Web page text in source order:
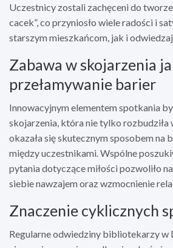
Uczestnicy zostali zachęceni do
cacek”, co przyniosło wiele radości i
starszym mieszkańcom, jak i
Zabawa w skojarzenia
przełamywanie barier
Innowacyjnym elementem spotkania
skojarzenia, która nie tylko rozbudziła
okazała się skutecznym sposobem na
między uczestnikami. Wspólne
pytania dotyczące miłości pozwoliło
siebie nawzajem oraz wzmocnienie
Znaczenie cyklicznych
Regularne odwiedziny bibliotekarzy w